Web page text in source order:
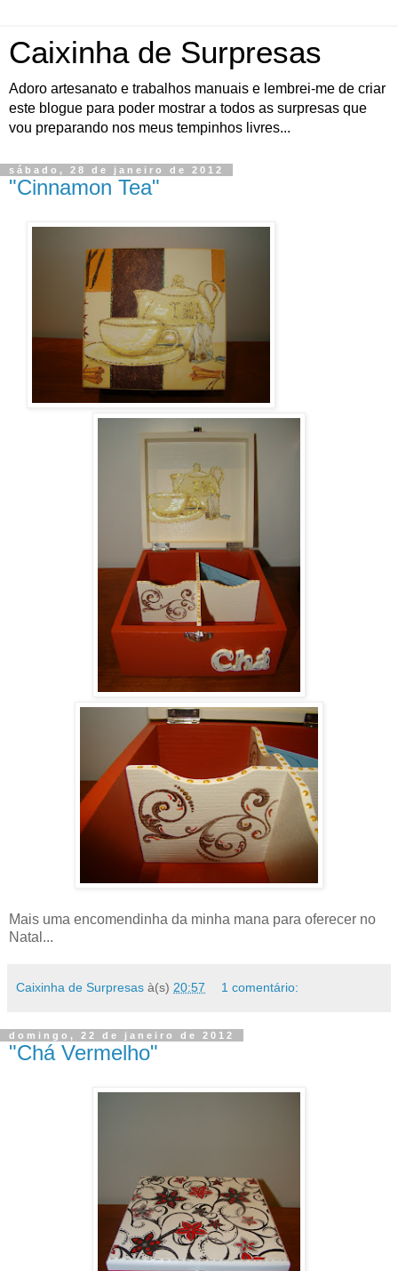
Caixinha de Surpresas
Adoro artesanato e trabalhos manuais e lembrei-me de criar
este blogue para poder mostrar a todos as surpresas que
vou preparando nos meus tempinhos livres...
sábado, 28 de janeiro de 2012
"Cinnamon Tea"
Mais uma encomendinha da minha mana para oferecer no
Natal...
Caixinha de Surpresas à(s) 20:57 1 comentário:
domingo, 22 de janeiro de 2012
"Chá Vermelho"